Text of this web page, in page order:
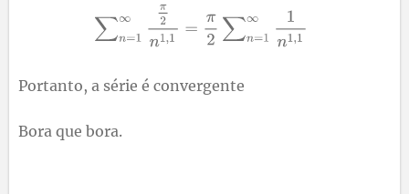
Portanto, a série é convergente
Bora que bora.